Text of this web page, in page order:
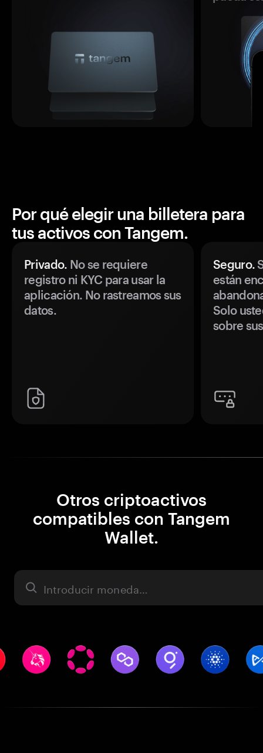
Por qué elegir una billetera para
tus activos con Tangem.
Privado. No se requiere
registro ni KYC para usar la
aplicación. No rastreamos sus
datos.
Seguro.
están
Solo
sobre
Otros criptoactivos
compatibles con Tangem
Wallet.
Activo